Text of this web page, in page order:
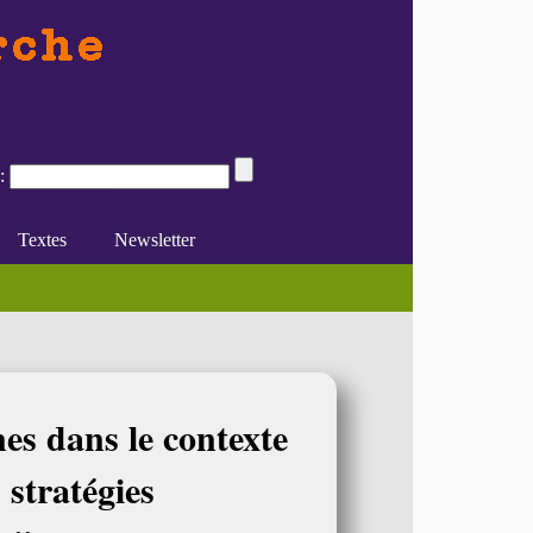
du féminismeou les conflits des (...)
Textes Newsletter
dans le contexte